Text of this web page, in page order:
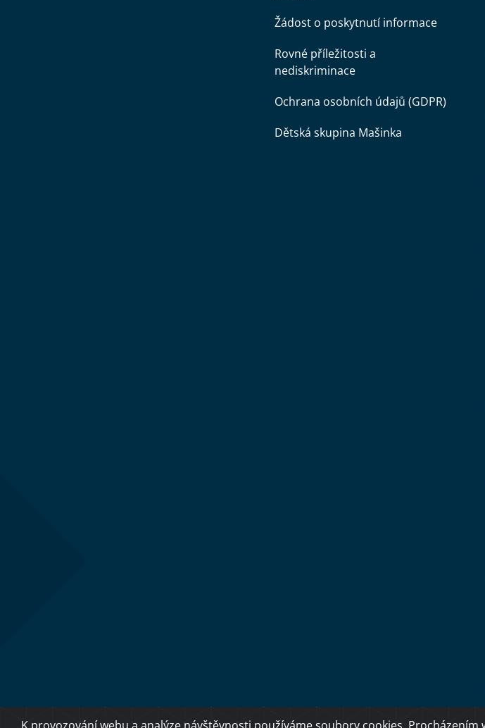
Žádost o poskytnutí informace
Rovné příležitosti a
nediskriminace
Ochrana osobních údajů (GDPR)
Dětská skupina Mašinka
K provozování webu a analýze návštěvnosti používáme soubory cookies.